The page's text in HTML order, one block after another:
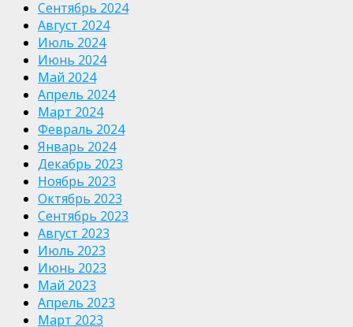
Сентябрь 2024
Август 2024
Июль 2024
Июнь 2024
Май 2024
Апрель 2024
Март 2024
Февраль 2024
Январь 2024
Декабрь 2023
Ноябрь 2023
Октябрь 2023
Сентябрь 2023
Август 2023
Июль 2023
Июнь 2023
Май 2023
Апрель 2023
Март 2023